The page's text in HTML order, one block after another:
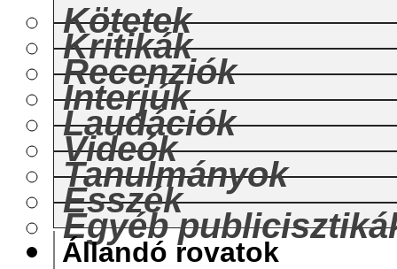
Kötetek
Kritikák
Recenziók
Interjúk
Laudációk
Videók
Tanulmányok
Esszék
Egyéb
Állandó rovatok